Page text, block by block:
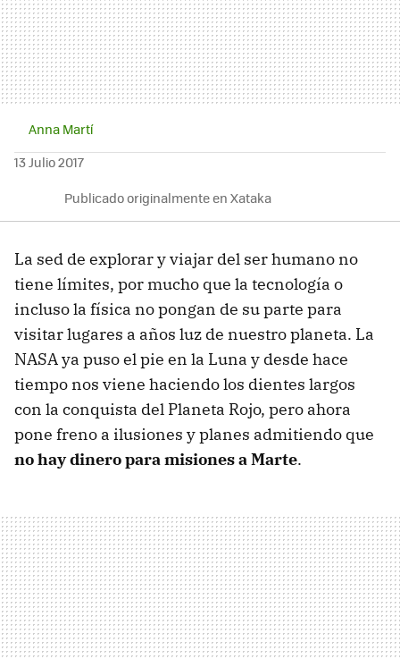
Anna Martí
13 Julio 2017
Publicado originalmente en Xataka
La sed de explorar y viajar del ser humano no
tiene límites, por mucho que la tecnología o
incluso la física no pongan de su parte para
visitar lugares a años luz de nuestro planeta. La
NASA ya puso el pie en la Luna y desde hace
tiempo nos viene haciendo los dientes largos
con la conquista del Planeta Rojo, pero ahora
pone freno a ilusiones y planes admitiendo que
no hay dinero para misiones a Marte.